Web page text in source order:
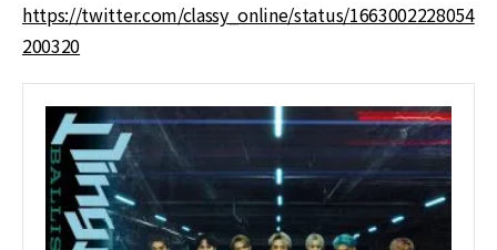
https://twitter.com/classy_online/status/1663002228054
200320